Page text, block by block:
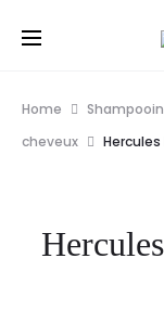
Home
cheveux